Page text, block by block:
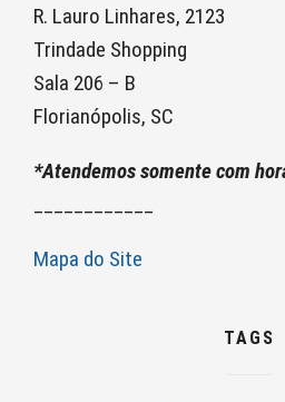
R. Lauro Linhares, 2123
Trindade Shopping
Sala 206 – B
Florianópolis, SC
*Atendemos somente com
Mapa do Site
TAGS